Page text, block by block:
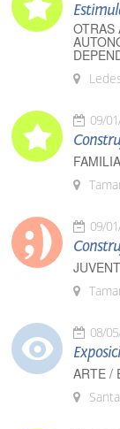
OTRAS
09/
FAMILIA
09/
08/
ARTE /